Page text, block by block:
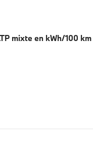
mixte en kWh/100 km